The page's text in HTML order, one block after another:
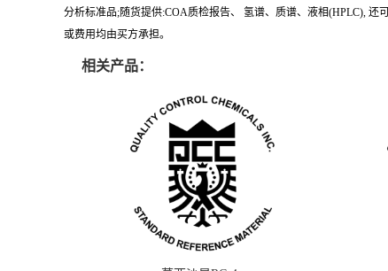
分析标准品;随货提供:COA质检报告、 氢谱、质谱、液相(HPLC),
或费用均由买方承担。
相关产品：